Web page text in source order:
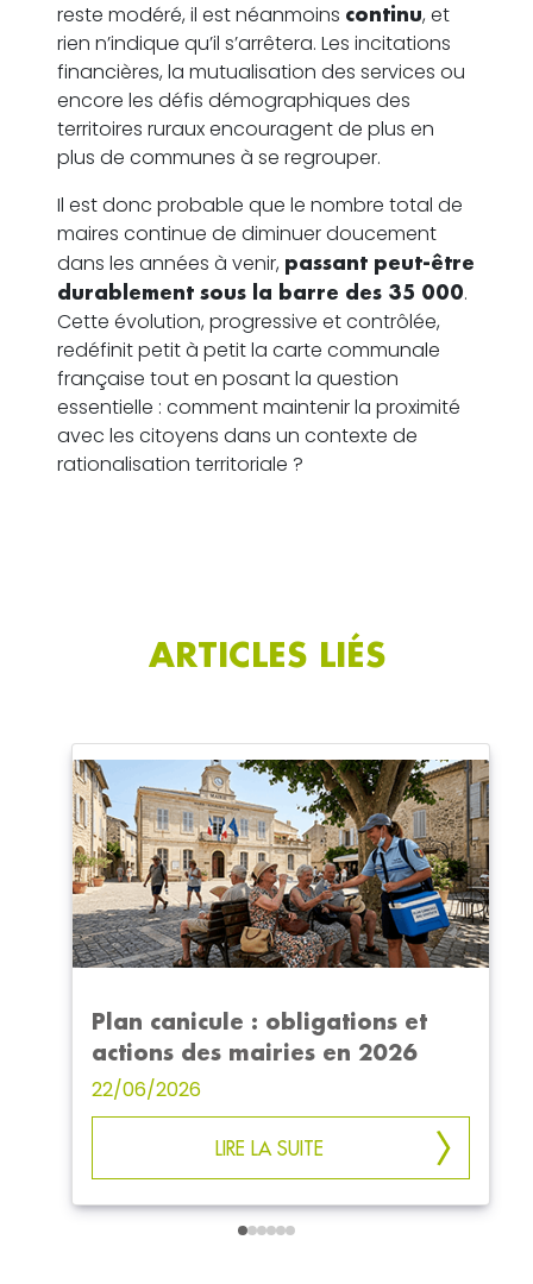
reste modéré, il est néanmoins continu, et
rien n’indique qu’il s’arrêtera. Les incitations
financières, la mutualisation des services ou
encore les défis démographiques des
territoires ruraux encouragent de plus en
plus de communes à se regrouper.
Il est donc probable que le nombre total de
maires continue de diminuer doucement
dans les années à venir, passant peut-être
durablement sous la barre des 35 000.
Cette évolution, progressive et contrôlée,
redéfinit petit à petit la carte communale
française tout en posant la question
essentielle : comment maintenir la proximité
avec les citoyens dans un contexte de
rationalisation territoriale ?
ARTICLES LIÉS
Plan canicule : obligations et
actions des mairies en 2026
22/06/2026
LIRE LA SUITE